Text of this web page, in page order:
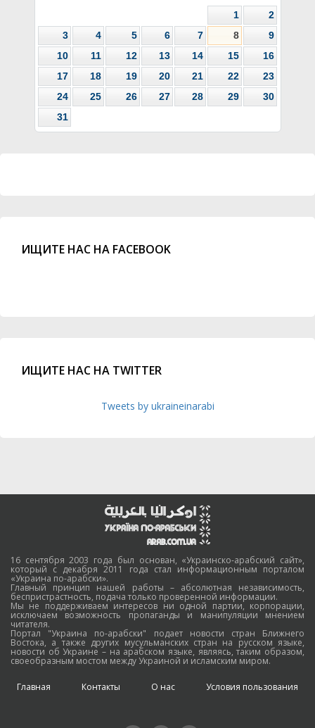
1
2
3
4 5 6 7 8
9
10
11 12 13 14 15
16
17
18 19 20 21 22
23
24
25 26 27 28 29
30
31
ИЩИТЕ НАС НА FACEBOOK
ИЩИТЕ НАС НА TWITTER
Tweets by ukraineinarabi
16 сентября 2003 года был основан, «Украинско-арабский сайт»,
который с декабря 2011 года стал информационным порталом
«Украина по-арабски».
Главный принцип нашей работы – абсолютная независимость,
беспристрастность, подача только проверенной информации.
Мы не поддерживаем интересов ни одной партии, корпорации,
исключаем возможность пропаганды и манипуляции мнением
читателя.
Портал "Украина по-арабски" подает новости стран Ближнего
Востока, а также других мусульманских стран на русском языке,
новости об Украине – на арабском языке, являясь, таким образом,
своеобразным мостом между Украиной и исламским миром.
Главная Контакты О нас Условия пользования